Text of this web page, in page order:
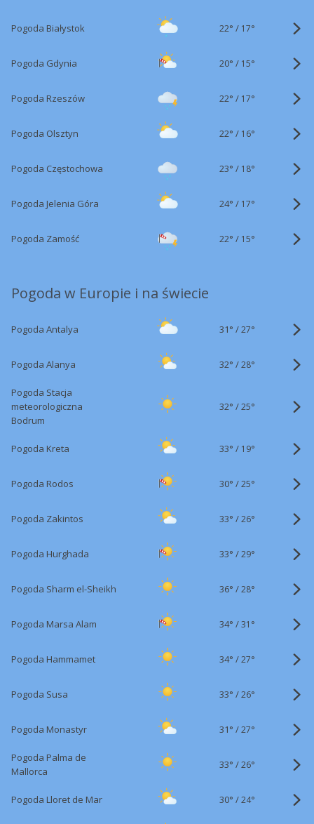
Pogoda Białystok 22° / 17°
Pogoda Gdynia 20° / 15°
Pogoda Rzeszów 22° / 17°
Pogoda Olsztyn 22° / 16°
Pogoda Częstochowa 23° / 18°
Pogoda Jelenia Góra 24° / 17°
Pogoda Zamość 22° / 15°
Pogoda w Europie i na świecie
Pogoda Antalya 31° /27°
Pogoda Alanya 32° /28°
Pogoda Stacja
meteorologiczna
Bodrum
32° /25°
Pogoda Kreta 33° / 19°
Pogoda Rodos 30° /25°
Pogoda Zakintos 33° /26°
Pogoda Hurghada 33° /29°
Pogoda Sharm el-Sheikh 36° /28°
Pogoda Marsa Alam 34° /31°
Pogoda Hammamet 34° /27°
Pogoda Susa 33° /26°
Pogoda Monastyr 31° /27°
Pogoda Palma de
Mallorca
33° /26°
Pogoda Lloret de Mar 30° /24°